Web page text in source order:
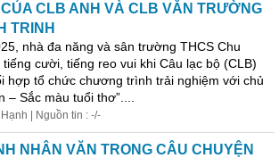
CỦA CLB ANH VÀ CLB VĂN TRƯỜNG
TRINH
nhà đa năng và sân trường THCS Chu
cười, tiếng reo vui khi Câu lạc bộ (CLB)
hợp tổ chức chương trình trải nghiệm với chủ
– Sắc màu tuổi thơ”....
| Nguồn tin : -/-
NHÂN VĂN TRONG CÂU CHUYỆN